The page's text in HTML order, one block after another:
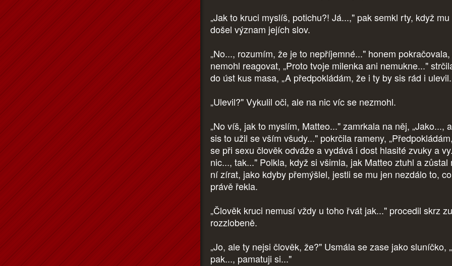
„Jak to kruci myslíš, potichu?! Já...," pak semkl rty, když mu
došel význam jejích slov.
„No..., rozumím, že je to nepříjemné..." honem
nemohl reagovat, „Proto tvoje milenka ani nemukne..."
do úst kus masa, „A předpokládám, že i ty by sis rád i
„Ulevil?" Vykulil oči, ale na nic víc se nezmohl.
„No víš, jak to myslím, Matteo..." zamrkala na něj, „Jako...,
sis to užil se vším všudy..." pokrčila rameny,
se při sexu člověk odváže a vydává i dost hlasité zvuky a
nic..., tak..." Polkla, když si všimla, jak Matteo ztuhl a zůstal
ní zírat, jako kdyby přemýšlel, jestli se mu jen nezdálo to, co
právě řekla.
„Člověk kruci nemusí vždy u toho řvát jak..." procedil skrz
rozzlobeně.
„Jo, ale ty nejsi člověk, že?" Usmála se zase jako sluníčko,
pak..., pamatuji si..."